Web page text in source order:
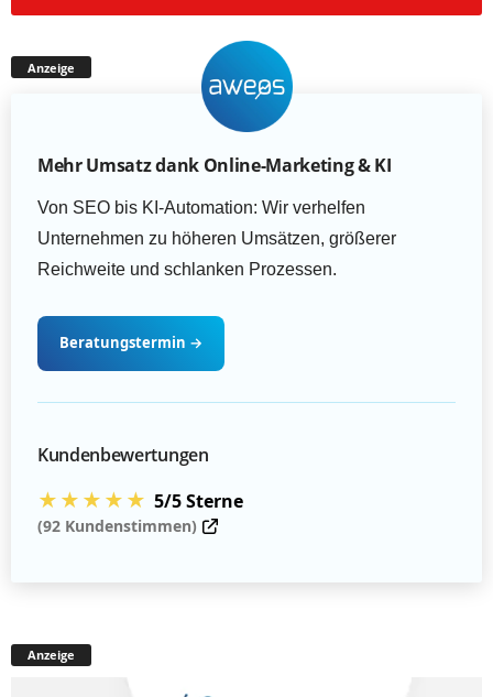
Anzeige
Mehr Umsatz dank Online-Marketing & KI
Von SEO bis KI-Automation: Wir verhelfen
Unternehmen zu höheren Umsätzen, größerer
Reichweite und schlanken Prozessen.
Beratungstermin →
Kundenbewertungen
★★★★★ 5/5 Sterne
(92 Kundenstimmen)
Anzeige